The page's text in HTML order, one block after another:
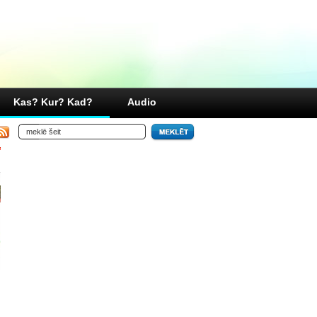
Kas? Kur? Kad? Audio